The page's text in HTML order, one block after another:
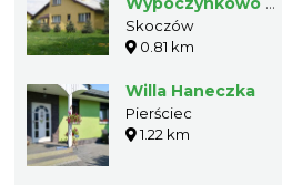
Wczasowy
"Marcel"
Skoczów
0.81 km
Willa Haneczka
Pierściec
1.22 km